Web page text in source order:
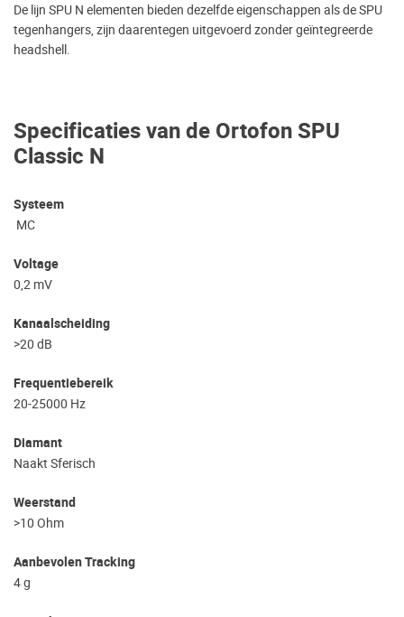
Specificaties van de Ortofon SPU
Classic N
Systeem
MC
Voltage
0,2 mV
Kanaalscheiding
>20 dB
Frequentiebereik
20-25000 Hz
Diamant
Naakt Sferisch
Weerstand
>10 Ohm
Aanbevolen Tracking
4 g
De lijn SPU N elementen bieden dezelfde eigenschappen als de SPU
tegenhangers, zijn daarentegen uitgevoerd zonder geïntegreerde
headshell.